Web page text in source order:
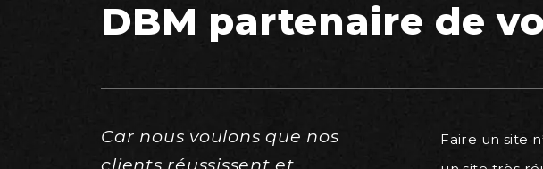
DBM partenaire de
Car nous voulons que nos
clients réussissent et
Faire un site